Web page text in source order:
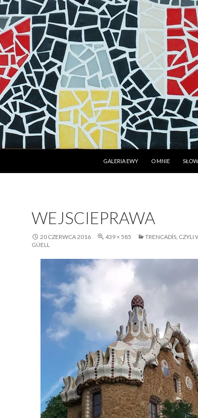
GALERIA EWY
O MNIE
WEJSCIEPRAWA
20 CZERWCA 2016 439 × 585
TRENCADÍS, CZYLI
GÜELL